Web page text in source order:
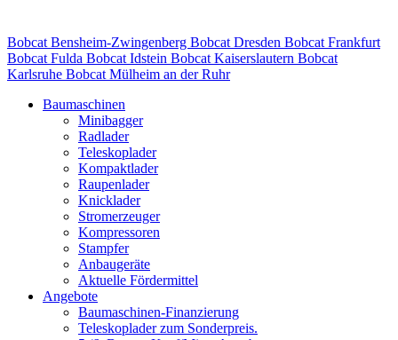
Bobcat Bensheim-Zwingenberg Bobcat Dresden Bobcat Frankfurt
Bobcat Fulda Bobcat Idstein Bobcat Kaiserslautern Bobcat
Karlsruhe Bobcat Mülheim an der Ruhr
Baumaschinen
Minibagger
Radlader
Teleskoplader
Kompaktlader
Raupenlader
Knicklader
Stromerzeuger
Kompressoren
Stampfer
Anbaugeräte
Aktuelle Fördermittel
Angebote
Baumaschinen-Finanzierung
Teleskoplader zum Sonderpreis.